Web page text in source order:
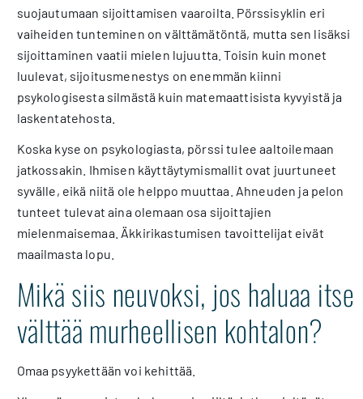
suojautumaan sijoittamisen vaaroilta. Pörssisyklin eri
vaiheiden tunteminen on välttämätöntä, mutta sen lisäksi
sijoittaminen vaatii mielen lujuutta. Toisin kuin monet
luulevat, sijoitusmenestys on enemmän kiinni
psykologisesta silmästä kuin matemaattisista kyvyistä ja
laskentatehosta.
Koska kyse on psykologiasta, pörssi tulee aaltoilemaan
jatkossakin. Ihmisen käyttäytymismallit ovat juurtuneet
syvälle, eikä niitä ole helppo muuttaa. Ahneuden ja pelon
tunteet tulevat aina olemaan osa sijoittajien
mielenmaisemaa. Äkkirikastumisen tavoittelijat eivät
maailmasta lopu.
Mikä siis neuvoksi, jos haluaa itse
välttää murheellisen kohtalon?
Omaa psyykettään voi kehittää.